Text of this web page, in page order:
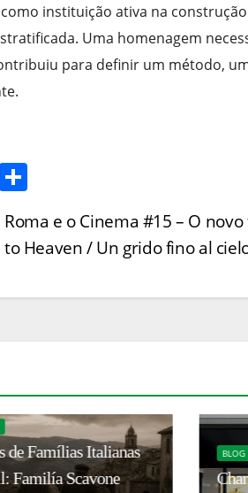
instituição ativa na
Uma homenagem
para definir um método,
T
w
itt
er
ar
e
Roma e o Cinema #15 – O
to Heaven / Un grido fino al
IN ITALY MODA
à Itália em